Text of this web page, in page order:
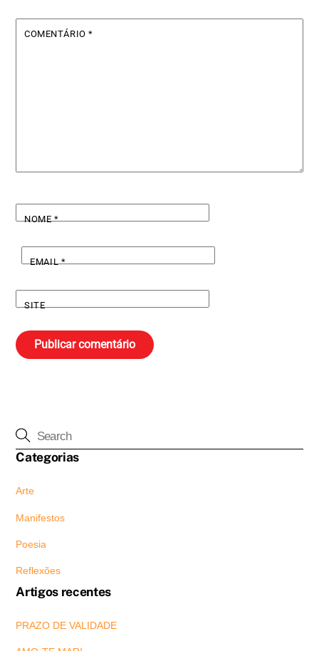
COMENTÁRIO*
NOME*
EMAIL*
SITE
Categorias
Arte
Manifestos
Poesia
Reflexões
Artigos recentes
PRAZO DE VALIDADE